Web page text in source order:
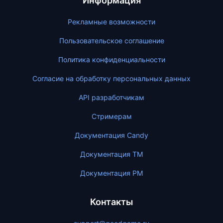
Рекламные возможности
Пользовательское соглашение
Политика конфиденциальности
Согласие на обработку персональных данных
API разработчикам
Стримерам
Документация Candy
Документация ТМ
Документация PM
Контакты